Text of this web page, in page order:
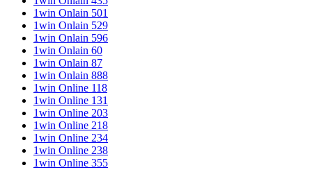
1win Onlain 501
1win Onlain 529
1win Onlain 596
1win Onlain 60
1win Onlain 87
1win Onlain 888
1win Online 118
1win Online 131
1win Online 203
1win Online 218
1win Online 234
1win Online 238
1win Online 355